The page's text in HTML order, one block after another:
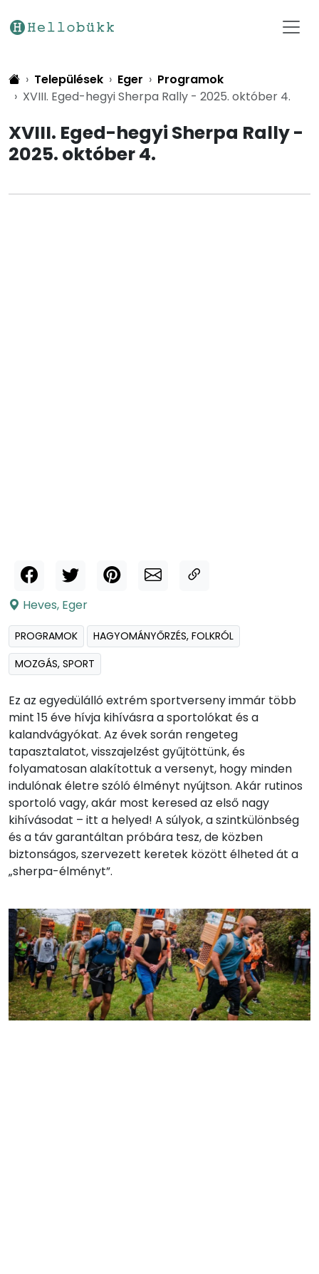
Települések Eger
Programok
XVIII. Eged-hegyi Sherpa Rally - 2025. október 4.
XVIII. Eged-hegyi Sherpa Rally -
2025. október 4.
Heves, Eger
PROGRAMOK
HAGYOMÁNYŐRZÉS, FOLKRÓL
MOZGÁS, SPORT
Ez az egyedülálló extrém sportverseny immár több
mint 15 éve hívja kihívásra a sportolókat és a
kalandvágyókat. Az évek során rengeteg
tapasztalatot, visszajelzést gyűjtöttünk, és
folyamatosan alakítottuk a versenyt, hogy minden
indulónak életre szóló élményt nyújtson. Akár rutinos
sportoló vagy, akár most keresed az első nagy
kihívásodat – itt a helyed! A súlyok, a szintkülönbség
és a táv garantáltan próbára tesz, de közben
biztonságos, szervezett keretek között élheted át a
„sherpa-élményt”.